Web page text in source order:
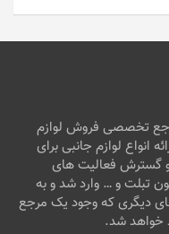
مرجع تخصصی فروش لوازم
از سال ۹۸ با هدف ارائه انواع لوازم جانبی برای
و گسترش فعالیت های
تبلت و … وارد شد و به
دیگری که وجود یک مرجع
خواهد شد.